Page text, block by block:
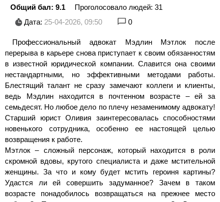
Общий бал: 9.1 Проголосовало людей: 31
Дата: 25-04-2026, 09:50 0
Профессиональный адвокат Мэдлин Мэтлок после
перерыва в карьере снова приступает к своим обязанностям
в известной юридической компании. Славится она своими
нестандартными, но эффективными методами работы.
Блестящий талант не сразу замечают коллеги и клиенты,
ведь Мэдлин находится в почтенном возрасте – ей за
семьдесят. Но любое дело по плечу незаменимому адвокату!
Старший юрист Оливия заинтересовалась способностями
новенького сотрудника, особенно ее настоящей целью
возвращения к работе.
Мэтлок – сложный персонаж, который находится в роли
скромной вдовы, крутого специалиста и даже мстительной
женщины. За что и кому будет мстить героиня картины?
Удастся ли ей совершить задуманное? Зачем в таком
возрасте понадобилось возвращаться на прежнее место